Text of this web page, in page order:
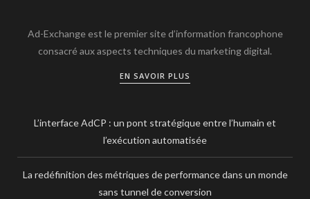
Ad-Exchange est le premier site d’information francophone
consacré aux aspects techniques du marketing digital.
EN SAVOIR PLUS
L’interface AdCP : un pont stratégique entre l’humain et
l’exécution automatisée
La redéfinition des métriques de performance dans un monde
sans tunnel de conversion